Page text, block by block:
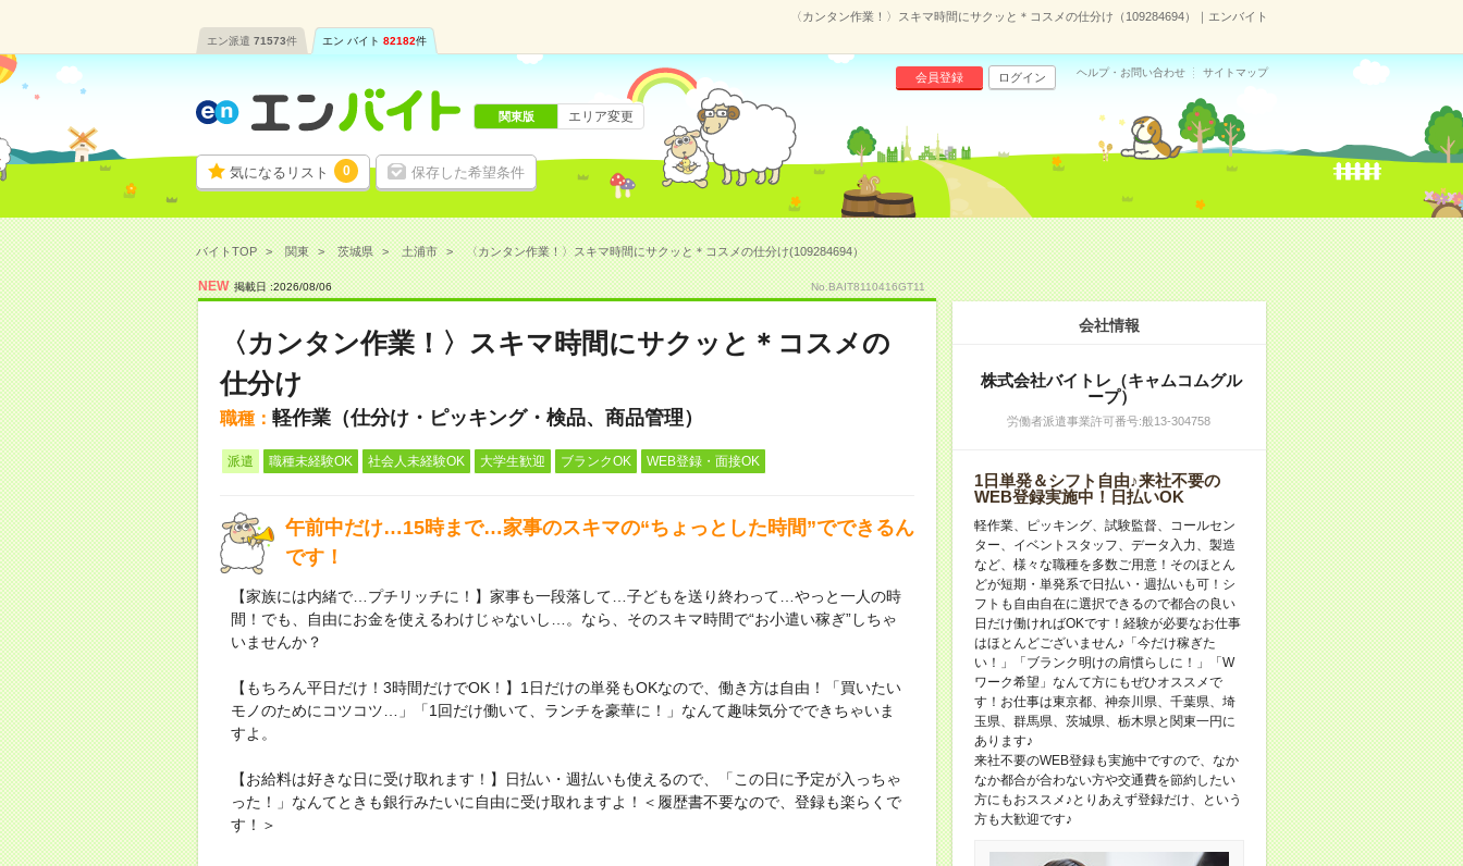
〈カンタン作業！〉スキマ時間にサクッと＊コスメの仕分け（109284694）｜エンバイト
エン派遣 71573件 エン バイト 82182件
気になるリスト 0 保存した希望条件
会員登録 ログイン ヘルプ・お問い合わせ サイトマップ
関東版 エリア変更
バイトTOP 関東 茨城県 土浦市 〈カンタン作業！〉スキマ時間にサクッと＊コスメの仕分け(109284694）
NEW 掲載日 :2026/08/06 No.BAIT8110416GT11
〈カンタン作業！〉スキマ時間にサクッと＊コスメの
仕分け
職種： 軽作業（仕分け・ピッキング・検品、商品管理）
派遣 職種未経験OK 社会人未経験OK 大学生歓迎 ブランクOK WEB登録・面接OK
午前中だけ…15時まで…家事のスキマの“ちょっとした時間”でできるん
です！
【家族には内緒で…プチリッチに！】家事も一段落して…子どもを送り終わって…やっと一人の時
間！でも、自由にお金を使えるわけじゃないし…。なら、そのスキマ時間で“お小遣い稼ぎ”しちゃ
いませんか？
【もちろん平日だけ！3時間だけでOK！】1日だけの単発もOKなので、働き方は自由！「買いたい
モノのためにコツコツ…」「1回だけ働いて、ランチを豪華に！」なんて趣味気分でできちゃいま
すよ。
【お給料は好きな日に受け取れます！】日払い・週払いも使えるので、「この日に予定が入っちゃ
った！」なんてときも銀行みたいに自由に受け取れますよ！＜履歴書不要なので、登録も楽らくで
す！＞
会社情報
株式会社バイトレ（キャムコムグル
ープ）
労働者派遣事業許可番号:般13-304758
1日単発＆シフト自由♪来社不要の
WEB登録実施中！日払いOK
軽作業、ピッキング、試験監督、コールセン
ター、イベントスタッフ、データ入力、製造
など、様々な職種を多数ご用意！そのほとん
どが短期・単発系で日払い・週払いも可！シ
フトも自由自在に選択できるので都合の良い
日だけ働ければOKです！経験が必要なお仕事
はほとんどございません♪「今だけ稼ぎた
い！」「ブランク明けの肩慣らしに！」「W
ワーク希望」なんて方にもぜひオススメで
す！お仕事は東京都、神奈川県、千葉県、埼
玉県、群馬県、茨城県、栃木県と関東一円に
あります♪
来社不要のWEB登録も実施中ですので、なか
なか都合が合わない方や交通費を節約したい
方にもおススメ♪とりあえず登録だけ、という
方も大歓迎です♪